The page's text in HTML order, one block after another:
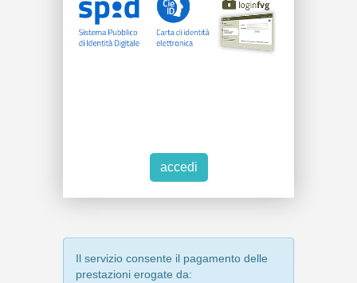
Il servizio consente il pagamento delle
prestazioni erogate da: